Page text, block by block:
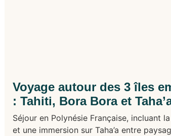
Voyage autour des 3 îles
: Tahiti, Bora Bora et
Séjour en Polynésie Française, incluant
et une immersion sur Taha’a entre